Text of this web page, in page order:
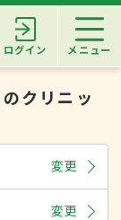
ログイン メニュー
のクリニッ
変更
変更